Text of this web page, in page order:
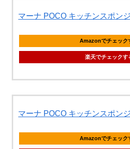
マーナ POCO キッチンスポン
Amazonでチェック
楽天でチェックす
マーナ POCO キッチンスポン
Amazonでチェック